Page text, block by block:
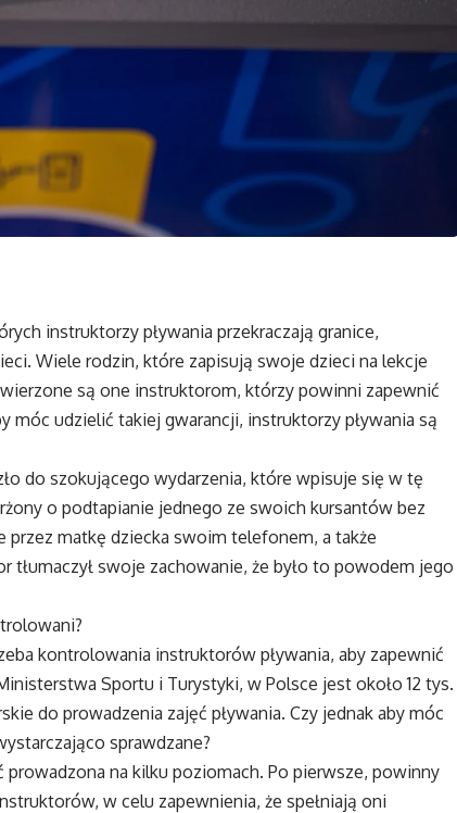
instruktorzy pływania przekraczają granice,
Wiele rodzin, które zapisują swoje dzieci na lekcje
są one instruktorom, którzy powinni zapewnić
móc udzielić takiej gwarancji, instruktorzy pływania są
do szokującego wydarzenia, które wpisuje się w tę
o podtapianie jednego ze swoich kursantów bez
przez matkę dziecka swoim telefonem, a także
swoje zachowanie, że było to powodem jego
kontrolowania instruktorów pływania, aby zapewnić
Sportu i Turystyki, w Polsce jest około 12 tys.
do prowadzenia zajęć pływania. Czy jednak aby móc
sprawdzane?
na kilku poziomach. Po pierwsze, powinny
w celu zapewnienia, że spełniają oni